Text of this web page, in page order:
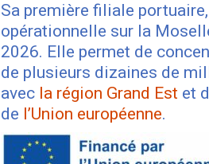
Sa première filiale
opérationnelle sur la
2026. Elle permet de
de plusieurs dizaines de
avec la région Grand Est et
de l’Union européenne.